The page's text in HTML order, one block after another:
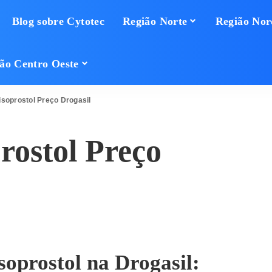
Blog sobre Cytotec Região Norte Região
Centro Oeste
Preço Drogasil
Preço
na Drogasil: